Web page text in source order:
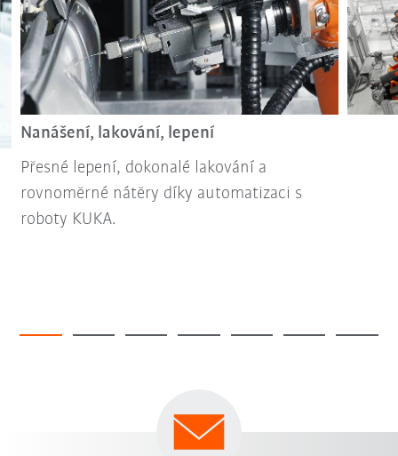
Nanášení, lakování, lepení
Přesné lepení, dokonalé lakování a
rovnoměrné nátěry díky automatizaci s
roboty KUKA.